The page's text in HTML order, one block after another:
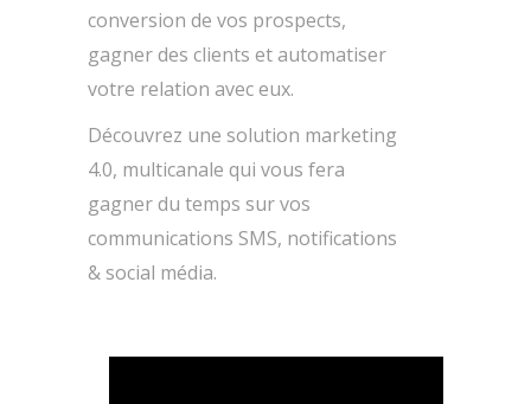
conversion de vos prospects,
gagner des clients et automatiser
votre relation avec eux.
Découvrez une solution marketing
4.0, multicanale qui vous fera
gagner du temps sur vos
communications SMS, notifications
& social média.